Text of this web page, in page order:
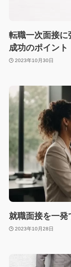
転職一次面接に
成功のポイント
2023年10月30日
就職面接を一発
2023年10月28日